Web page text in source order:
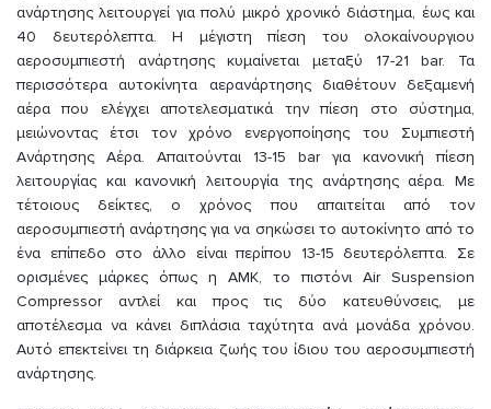
ανάρτησης λειτουργεί για πολύ μικρό χρονικό διάστημα, έως και
40 δευτερόλεπτα. Η μέγιστη πίεση του ολοκαίνουργιου
αεροσυμπιεστή ανάρτησης κυμαίνεται μεταξύ 17-21 bar. Τα
περισσότερα αυτοκίνητα αερανάρτησης διαθέτουν δεξαμενή
αέρα που ελέγχει αποτελεσματικά την πίεση στο σύστημα,
μειώνοντας έτσι τον χρόνο ενεργοποίησης του Συμπιεστή
Ανάρτησης Αέρα. Απαιτούνται 13-15 bar για κανονική πίεση
λειτουργίας και κανονική λειτουργία της ανάρτησης αέρα. Με
τέτοιους δείκτες, ο χρόνος που απαιτείται από τον
αεροσυμπιεστή ανάρτησης για να σηκώσει το αυτοκίνητο από το
ένα επίπεδο στο άλλο είναι περίπου 13-15 δευτερόλεπτα. Σε
ορισμένες μάρκες όπως η AMK, το πιστόνι Air Suspension
Compressor αντλεί και προς τις δύο κατευθύνσεις, με
αποτέλεσμα να κάνει διπλάσια ταχύτητα ανά μονάδα χρόνου.
Αυτό επεκτείνει τη διάρκεια ζωής του ίδιου του αεροσυμπιεστή
ανάρτησης.